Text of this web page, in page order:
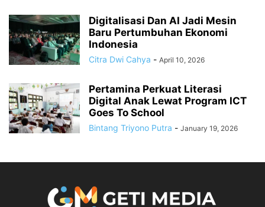
Digitalisasi Dan AI Jadi Mesin
Baru Pertumbuhan Ekonomi
Indonesia
Citra Dwi Cahya - April 10, 2026
Pertamina Perkuat Literasi
Digital Anak Lewat Program ICT
Goes To School
Bintang Triyono Putra - January 19, 2026